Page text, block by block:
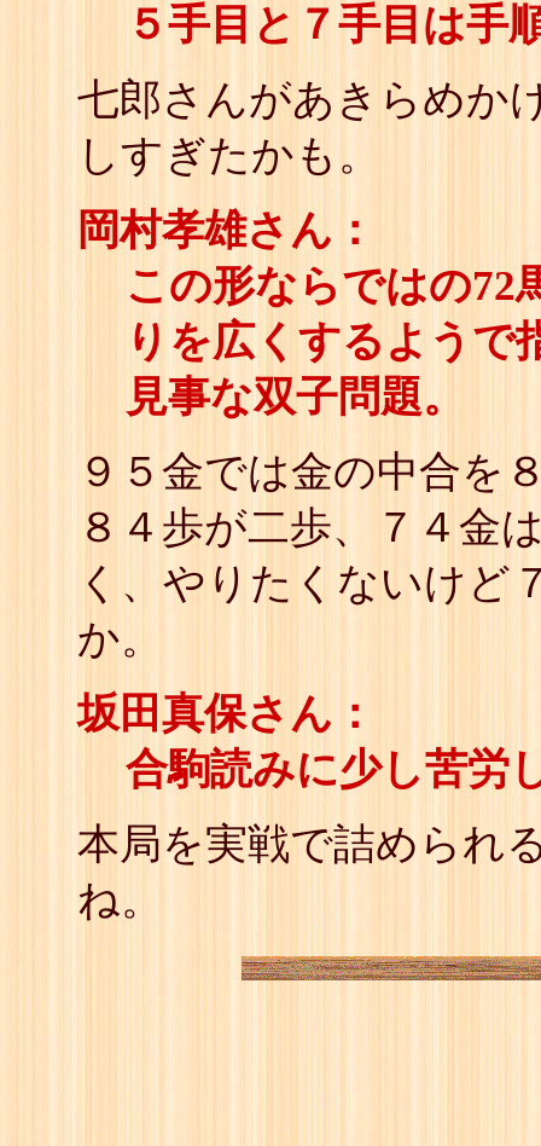
５手目と７手目は手
七郎さんがあきらめか
しすぎたかも。
岡村孝雄さん：
この形ならではの72
りを広くするよう
見事な双子問題。
９５金では金の中合を
８４歩が二歩、７４金
く、やりたくないけど
か。
坂田真保さん：
合駒読みに少し苦労
本局を実戦で詰められ
ね。